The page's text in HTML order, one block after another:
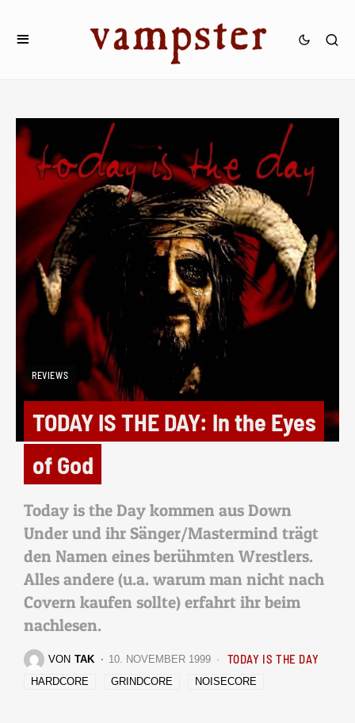
REVIEWS
TODAY IS THE DAY: In the Eyes
of God
Today is the Day kommen aus Down
Under und ihr Sänger/Mastermind trägt
den Namen eines berühmten Wrestlers.
Alles andere (u.a. warum man nicht nach
Covern kaufen sollte) erfahrt ihr beim
nachlesen.
VON TAK 10. NOVEMBER 1999 TODAY IS THE DAY
HARDCORE GRINDCORE NOISECORE